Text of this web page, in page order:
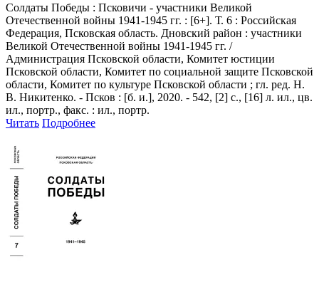
Солдаты Победы : Псковичи - участники Великой
Отечественной войны 1941-1945 гг. : [6+]. Т. 6 : Российская
Федерация, Псковская область. Дновский район : участники
Великой Отечественной войны 1941-1945 гг. /
Администрация Псковской области, Комитет юстиции
Псковской области, Комитет по социальной защите Псковской
области, Комитет по культуре Псковской области ; гл. ред. Н.
В. Никитенко. - Псков : [б. и.], 2020. - 542, [2] с., [16] л. ил., цв.
ил., портр., факс. : ил., портр.
Читать Подробнее